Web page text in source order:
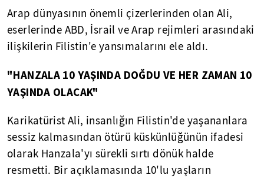
Arap dünyasının önemli çizerlerinden olan Ali,
eserlerinde ABD, İsrail ve Arap rejimleri arasındaki
ilişkilerin Filistin'e yansımalarını ele aldı.
"HANZALA 10 YAŞINDA DOĞDU VE HER ZAMAN 10
YAŞINDA OLACAK"
Karikatürist Ali, insanlığın Filistin'de yaşananlara
sessiz kalmasından ötürü küskünlüğünün ifadesi
olarak Hanzala'yı sürekli sırtı dönük halde
resmetti. Bir açıklamasında 10'lu yaşların